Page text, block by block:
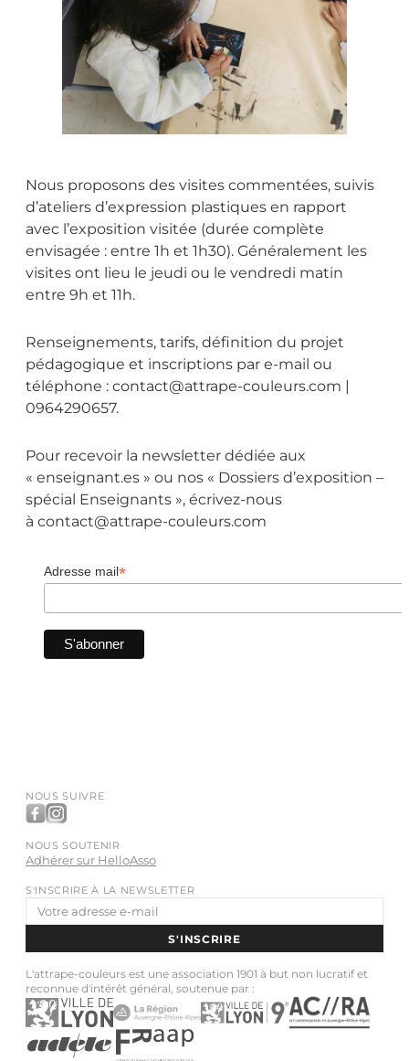
Nous proposons des visites commentées, suivis
d’ateliers d’expression plastiques en rapport
avec l’exposition visitée (durée complète
envisagée : entre 1h et 1h30). Généralement les
visites ont lieu le jeudi ou le vendredi matin
entre 9h et 11h.
Renseignements, tarifs, définition du projet
pédagogique et inscriptions par e-mail ou
téléphone : contact@attrape-couleurs.com |
0964290657.
Pour recevoir la newsletter dédiée aux
« enseignant.es » ou nos « Dossiers d’exposition –
spécial Enseignants », écrivez-nous
à contact@attrape-couleurs.com
Adresse mail*
NOUS SUIVRE
NOUS SOUTENIR
Adhérer sur HelloAsso
S'INSCRIRE À LA NEWSLETTER
Adresse
e-
mail
S'INSCRIRE
L'attrape-couleurs est une association 1901 à but non lucratif et
reconnue d'intérêt général, soutenue par :